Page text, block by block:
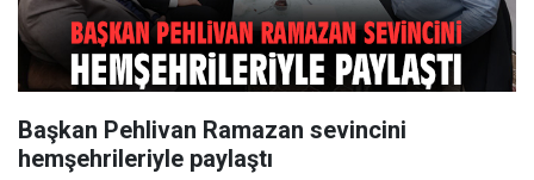
Başkan Pehlivan Ramazan sevincini
hemşehrileriyle paylaştı